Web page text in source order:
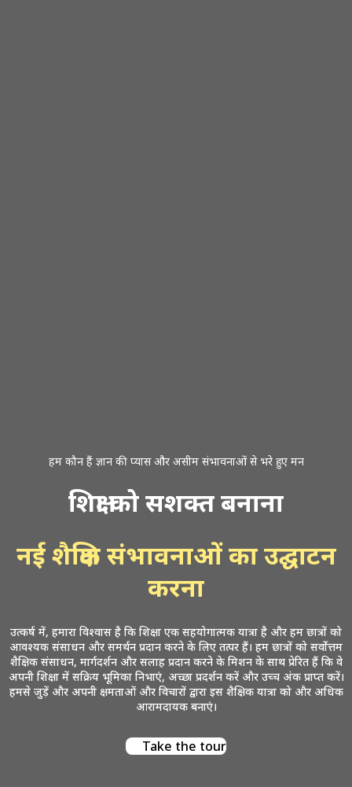
हम कौन हैं ज्ञान की प्यास और असीम संभावनाओं से भरे हुए मन
शिक्षा को सशक्त बनाना
नई शैक्षिक संभावनाओं का उद्घाटन
करना
उत्कर्ष में, हमारा विश्वास है कि शिक्षा एक सहयोगात्मक यात्रा है और हम छात्रों को
आवश्यक संसाधन और समर्थन प्रदान करने के लिए तत्पर हैं। हम छात्रों को सर्वोत्तम
शैक्षिक संसाधन, मार्गदर्शन और सलाह प्रदान करने के मिशन के साथ प्रेरित हैं कि वे
अपनी शिक्षा में सक्रिय भूमिका निभाएं, अच्छा प्रदर्शन करें और उच्च अंक प्राप्त करें।
हमसे जुड़ें और अपनी क्षमताओं और विचारों द्वारा इस शैक्षिक यात्रा को और अधिक
आरामदायक बनाएं।
Take the tour